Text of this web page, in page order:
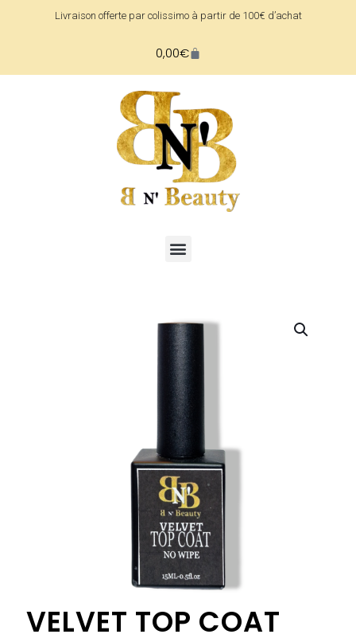
Livraison offerte par colissimo à partir de 100€ d’achat
0,00€
VELVET TOP COAT